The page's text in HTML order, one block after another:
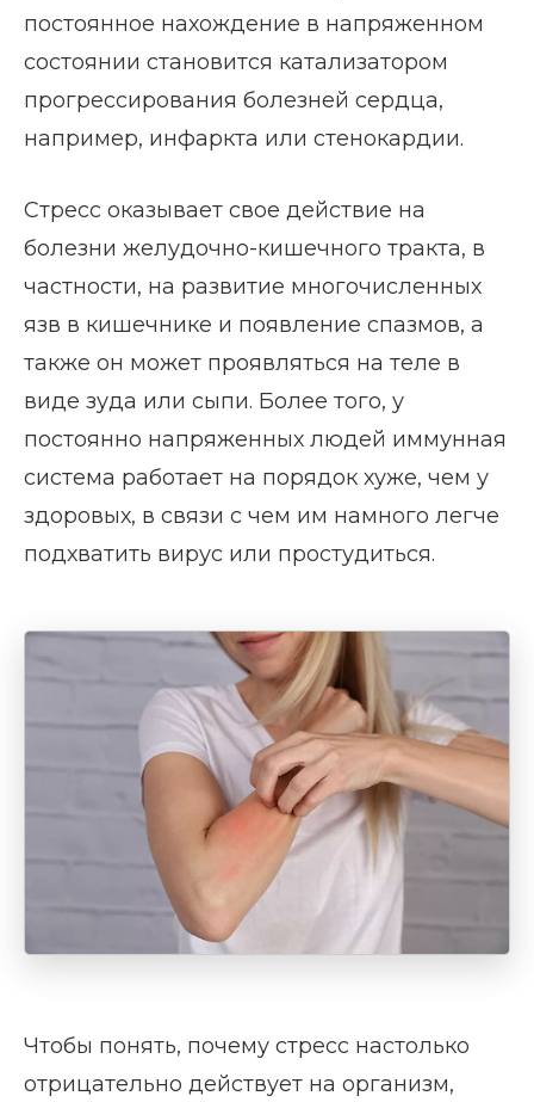
постоянное нахождение в напряженном
состоянии становится катализатором
прогрессирования болезней сердца,
например, инфаркта или стенокардии.
Стресс оказывает свое действие на
болезни желудочно-кишечного тракта, в
частности, на развитие многочисленных
язв в кишечнике и появление спазмов, а
также он может проявляться на теле в
виде зуда или сыпи. Более того, у
постоянно напряженных людей иммунная
система работает на порядок хуже, чем у
здоровых, в связи с чем им намного легче
подхватить вирус или простудиться.
Чтобы понять, почему стресс настолько
отрицательно действует на организм,